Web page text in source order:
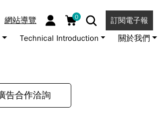
網站導覽 0 訂閱電子報
Technical Introduction 關於我們
告合作洽詢